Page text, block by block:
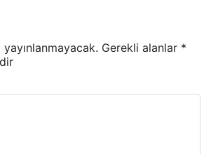
Gerekli alanlar *